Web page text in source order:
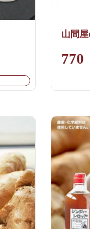
山間
770